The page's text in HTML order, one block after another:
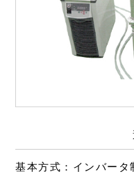
基本方式：インバータ